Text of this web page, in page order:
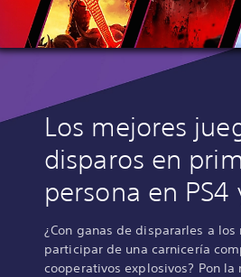
Los mejores
disparos en
persona en PS4
¿Con ganas de dispararles a los
participar de una carnicería
cooperativos explosivos? Pon la